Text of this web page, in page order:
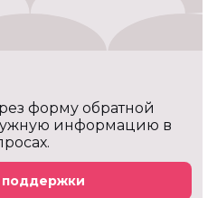
форму обратной
информацию в